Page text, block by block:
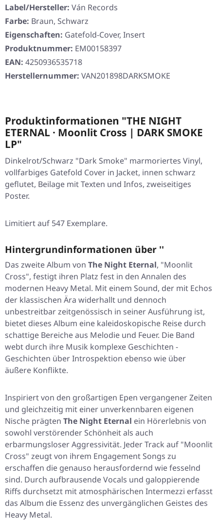
Label/Hersteller: Ván Records
Farbe: Braun, Schwarz
Eigenschaften: Gatefold-Cover, Insert
Produktnummer: EM00158397
EAN: 4250936535718
Herstellernummer: VAN201898DARKSMOKE
Produktinformationen "THE NIGHT
ETERNAL · Moonlit Cross | DARK SMOKE
LP"
Dinkelrot/Schwarz "Dark Smoke" marmoriertes Vinyl,
vollfarbiges Gatefold Cover in Jacket, innen schwarz
geflutet, Beilage mit Texten und Infos, zweiseitiges
Poster.
Limitiert auf 547 Exemplare.
Hintergrundinformationen über ''
Das zweite Album von The Night Eternal, "Moonlit
Cross", festigt ihren Platz fest in den Annalen des
modernen Heavy Metal. Mit einem Sound, der mit Echos
der klassischen Ära widerhallt und dennoch
unbestreitbar zeitgenössisch in seiner Ausführung ist,
bietet dieses Album eine kaleidoskopische Reise durch
schattige Bereiche aus Melodie und Feuer. Die Band
webt durch ihre Musik komplexe Geschichten -
Geschichten über Introspektion ebenso wie über
äußere Konflikte.
Inspiriert von den großartigen Epen vergangener Zeiten
und gleichzeitig mit einer unverkennbaren eigenen
Nische prägten The Night Eternal ein Hörerlebnis von
sowohl verstörender Schönheit als auch
erbarmungsloser Aggressivität. Jeder Track auf "Moonlit
Cross" zeugt von ihrem Engagement Songs zu
erschaffen die genauso herausfordernd wie fesselnd
sind. Durch aufbrausende Vocals und galoppierende
Riffs durchsetzt mit atmosphärischen Intermezzi erfasst
das Album die Essenz des unvergänglichen Geistes des
Heavy Metal.